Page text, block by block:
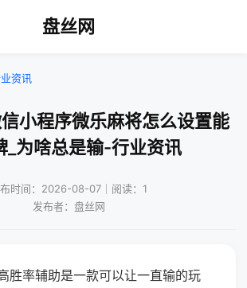
盘丝网
资讯
小程序微乐麻将怎么设置能
_为啥总是输-行业资讯
时间：2026-08-07｜阅读：1
发布者：盘丝网
胜率辅助是一款可以让一直输的玩